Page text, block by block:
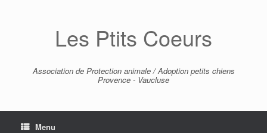
Les Ptits Coeurs
Association de Protection animale / Adoption petits chiens
Provence - Vaucluse
Menu